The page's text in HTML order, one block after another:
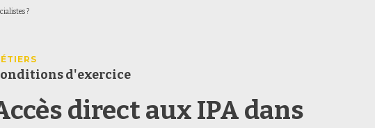
?
d'exercice
direct aux IPA dans